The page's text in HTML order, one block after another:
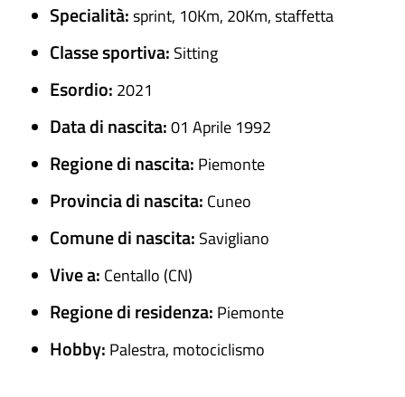
Specialità:sprint, 10Km, 20Km, staffetta
Classe sportiva: Sitting
Esordio: 2021
Data di nascita:01 Aprile 1992
Regione di nascita: Piemonte
Provincia di nascita: Cuneo
Comune di nascita: Savigliano
Vive a: Centallo (CN)
Regione di residenza: Piemonte
Hobby: Palestra, motociclismo